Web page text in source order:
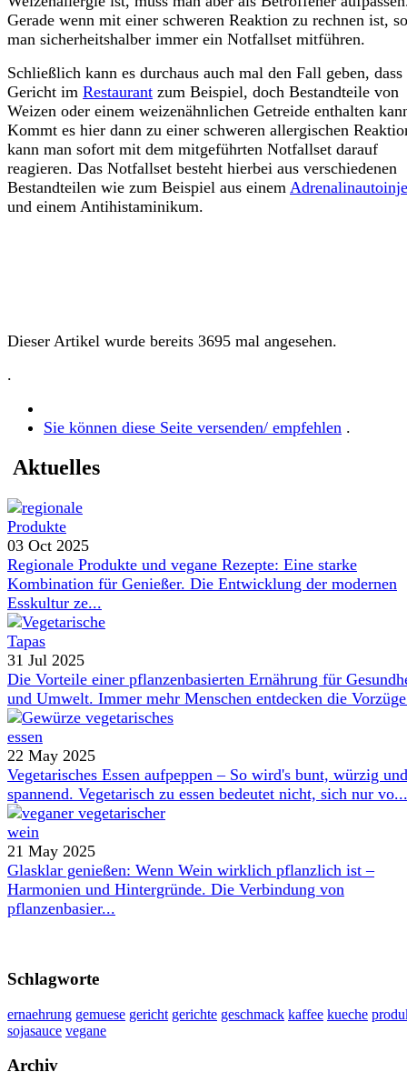
Gerade wenn mit einer schweren Reaktion zu rechnen ist,
man sicherheitshalber immer ein Notfallset mitführen.
Schließlich kann es durchaus auch mal den Fall geben, dass
Gericht im Restaurant zum Beispiel, doch Bestandteile von
Weizen oder einem weizenähnlichen Getreide enthalten
Kommt es hier dann zu einer schweren allergischen
kann man sofort mit dem mitgeführten Notfallset darauf
reagieren. Das Notfallset besteht hierbei aus verschiedenen
Bestandteilen wie zum Beispiel aus einem
und einem Antihistaminikum.
Dieser Artikel wurde bereits 3695 mal angesehen.
.
Sie können diese Seite versenden/ empfehlen .
Aktuelles
03 Oct 2025
Regionale Produkte und vegane Rezepte: Eine starke
Kombination für Genießer. Die Entwicklung der modernen
Esskultur ze...
31 Jul 2025
Die Vorteile einer pflanzenbasierten Ernährung für
und Umwelt. Immer mehr Menschen entdecken die
22 May 2025
Vegetarisches Essen aufpeppen – So wird's bunt, würzig und
spannend. Vegetarisch zu essen bedeutet nicht, sich nur vo...
21 May 2025
Glasklar genießen: Wenn Wein wirklich pflanzlich ist –
Harmonien und Hintergründe. Die Verbindung von
pflanzenbasier...
Schlagworte
ernaehrung gemuese gericht gerichte geschmack kaffee kueche
sojasauce vegane
Archiv